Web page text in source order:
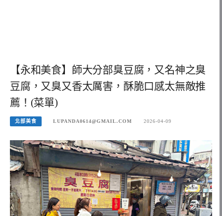
【永和美食】師大分部臭豆腐，又名神之臭
豆腐，又臭又香太厲害，酥脆口感太無敵推
薦！(菜單)
北部美食 LUPANDA0614@GMAIL.COM 2026-04-09